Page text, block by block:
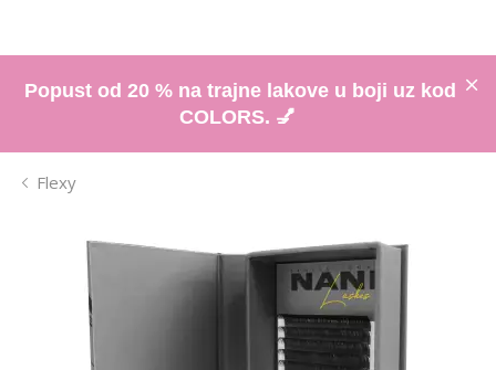
Popust od 20 % na trajne lakove u boji uz kod
COLORS. 💅
Flexy